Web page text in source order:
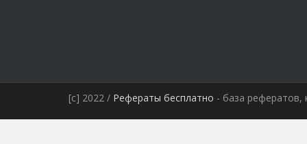
[c] 2022 / Рефераты бесплатно - база рефератов,